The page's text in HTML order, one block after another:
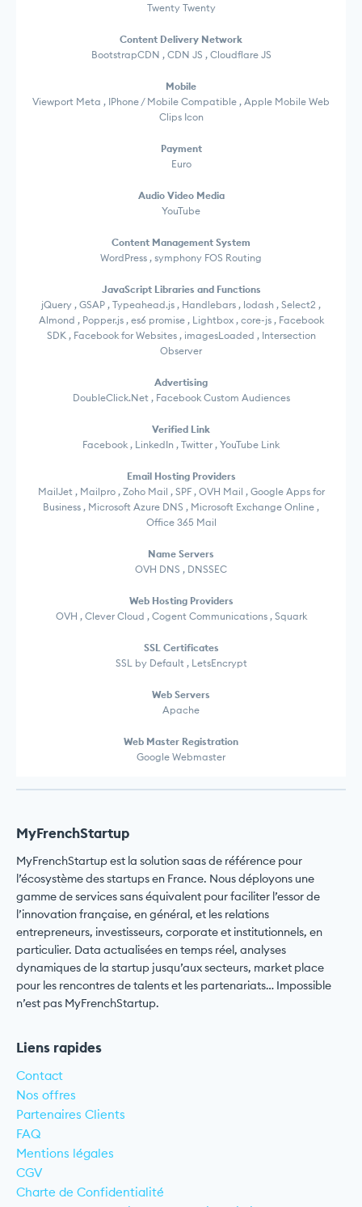
Twenty Twenty
Content Delivery Network
BootstrapCDN , CDN JS , Cloudflare JS
Mobile
Viewport Meta , IPhone / Mobile Compatible , Apple Mobile Web
Clips Icon
Payment
Euro
Audio Video Media
YouTube
Content Management System
WordPress , symphony FOS Routing
JavaScript Libraries and Functions
jQuery , GSAP , Typeahead.js , Handlebars , lodash , Select2 ,
Almond , Popper.js , es6 promise , Lightbox , core-js , Facebook
SDK , Facebook for Websites , imagesLoaded , Intersection
Observer
Advertising
DoubleClick.Net , Facebook Custom Audiences
Verified Link
Facebook , LinkedIn , Twitter , YouTube Link
Email Hosting Providers
MailJet , Mailpro , Zoho Mail , SPF , OVH Mail , Google Apps for
Business , Microsoft Azure DNS , Microsoft Exchange Online ,
Office 365 Mail
Name Servers
OVH DNS , DNSSEC
Web Hosting Providers
OVH , Clever Cloud , Cogent Communications , Squark
SSL Certificates
SSL by Default , LetsEncrypt
Web Servers
Apache
Web Master Registration
Google Webmaster
MyFrenchStartup
MyFrenchStartup est la solution saas de référence pour
l’écosystème des startups en France. Nous déployons une
gamme de services sans équivalent pour faciliter l’essor de
l’innovation française, en général, et les relations
entrepreneurs, investisseurs, corporate et institutionnels, en
particulier. Data actualisées en temps réel, analyses
dynamiques de la startup jusqu’aux secteurs, market place
pour les rencontres de talents et les partenariats… Impossible
n’est pas MyFrenchStartup.
Liens rapides
Contact
Nos offres
Partenaires Clients
FAQ
Mentions légales
CGV
Charte de Confidentialité